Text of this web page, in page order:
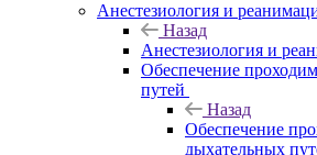
Анестезиология и
Назад
Анестезиология и
Обеспечение
путей
Назад
Обеспечение
дыхательных